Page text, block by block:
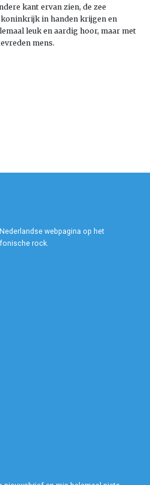
kant ervan zien, de zee
in handen krijgen en
leuk en aardig hoor, maar met
mens.
webpagina op het
rock.